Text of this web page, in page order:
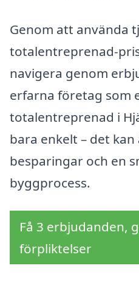
Genom att använda
totalentreprenad-
navigera genom
erfarna företag som
totalentreprenad i
bara enkelt – det
besparingar och en
byggprocess.
Få 3 erbjudanden,
förpliktelser